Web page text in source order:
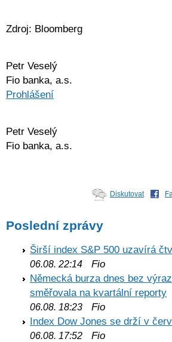
Zdroj: Bloomberg
Petr Veselý
Fio banka, a.s.
Prohlášení
Petr Veselý
Fio banka, a.s.
Diskutovat
Poslední zprávy
Širší index S&P 500 uzavírá
06.08. 22:14 Fio
Německá burza dnes bez
směřovala na kvartální reporty
06.08. 18:23 Fio
Index Dow Jones se drží v
06.08. 17:52 Fio